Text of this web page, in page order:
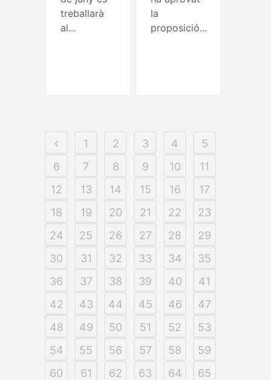
treballarà
al...
la
proposició...
1 2 3 4
5
6
7 8 9 10
11
12
13 14 15 16
17
18
19 20 21 22
23
24
25 26 27 28
29
30
31 32 33 34
35
36
37 38 39 40
41
42
43 44 45 46
47
48
49 50 51 52
53
54
55 56 57 58
59
60
61 62 63 64
65